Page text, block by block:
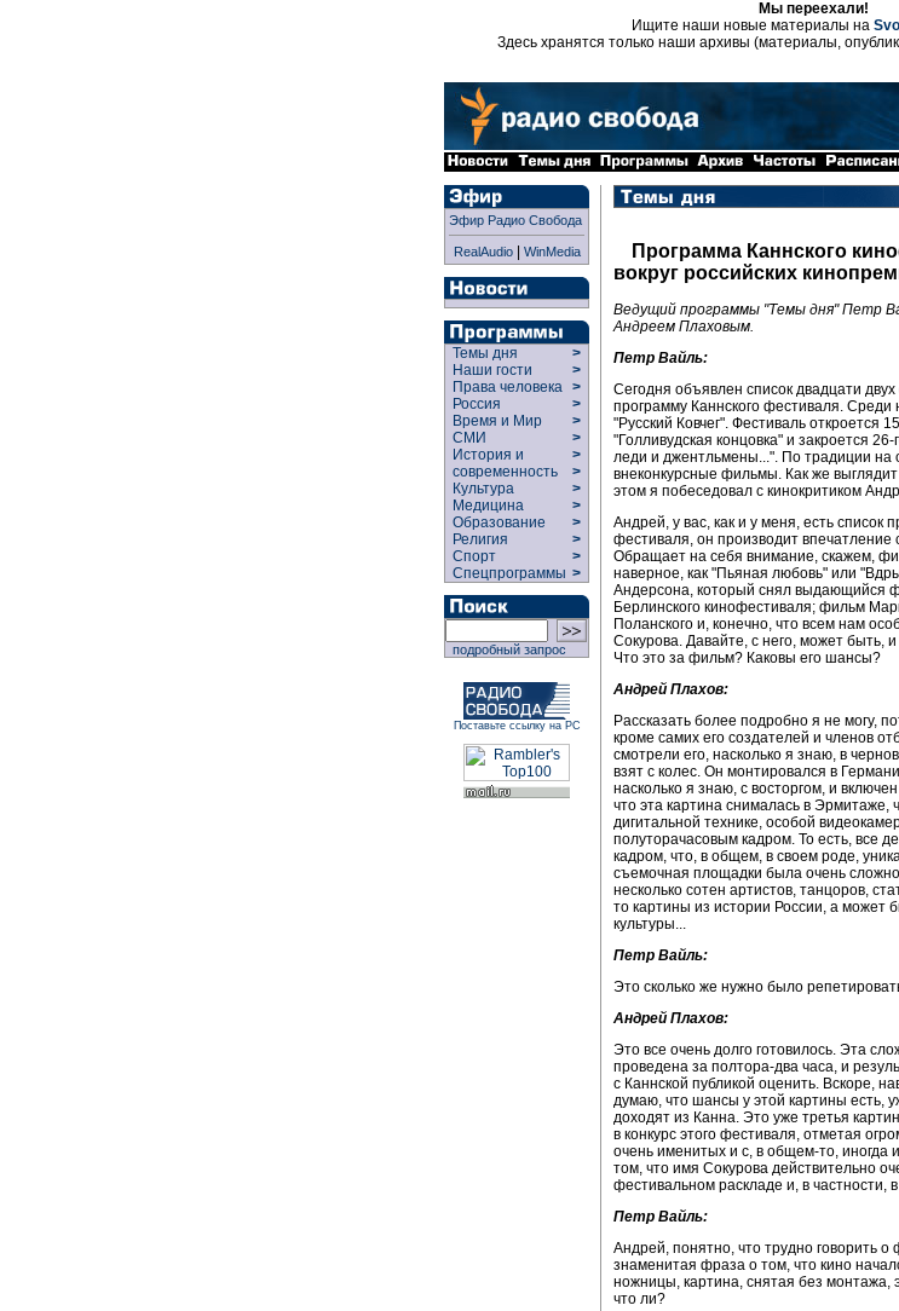
Мы переехали!
Ищите наши новые материалы на
Здесь хранятся только наши архивы (материалы,
Эфир Радио Свобода
RealAudio| WinMedia
Темы дня
>
Наши гости
>
Права человека >
Россия
>
Время и Мир
>
СМИ
>
История и
современность
>
>
Культура
>
Медицина
>
Образование
>
Религия
>
Спорт
>
Спецпрограммы >
подробный запрос
Поставьте ссылку на РС
Программа Каннского
вокруг российских
Ведущий программы "Темы дня" Петр
Андреем Плаховым.
Петр Вайль:
Сегодня объявлен список двадцати
программу Каннского фестиваля. Среди
"Русский Ковчег". Фестиваль откроется
"Голливудская концовка" и закроется
леди и джентльмены...". По традиции на
внеконкурсные фильмы. Как же
этом я побеседовал с кинокритиком
Андрей, у вас, как и у меня, есть список
фестиваля, он производит
Обращает на себя внимание, скажем,
наверное, как "Пьяная любовь" или
Андерсона, который снял выдающийся
Берлинского кинофестиваля; фильм
Поланского и, конечно, что всем нам
Сокурова. Давайте, с него, может быть,
Что это за фильм? Каковы его шансы?
Андрей Плахов:
Рассказать более подробно я не могу,
кроме самих его создателей и членов
смотрели его, насколько я знаю, в
взят с колес. Он монтировался в
насколько я знаю, с восторгом, и
что эта картина снималась в Эрмитаже,
дигитальной технике, особой
полуторачасовым кадром. То есть, все
кадром, что, в общем, в своем роде,
съемочная площадки была очень
несколько сотен артистов, танцоров,
то картины из истории России, а может
культуры...
Петр Вайль:
Это сколько же нужно было
Андрей Плахов:
Это все очень долго готовилось. Эта
проведена за полтора-два часа, и
с Каннской публикой оценить. Вскоре,
думаю, что шансы у этой картины есть,
доходят из Канна. Это уже третья
в конкурс этого фестиваля, отметая
очень именитых и с, в общем-то,
том, что имя Сокурова действительно
фестивальном раскладе и, в частности, в
Петр Вайль:
Андрей, понятно, что трудно говорить
знаменитая фраза о том, что кино
ножницы, картина, снятая без монтажа,
что ли?